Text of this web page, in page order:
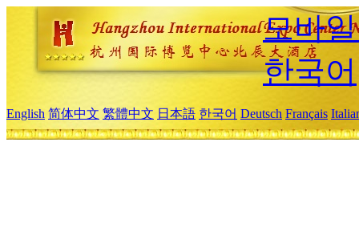
모바
한국어
English 简体中文 繁體中文 日本語 한국어 Deutsch Français